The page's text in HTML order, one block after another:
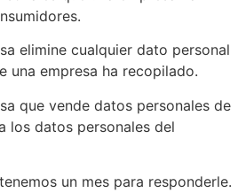
elimine cualquier dato personal
una empresa ha recopilado.
que vende datos personales de
los datos personales del
un mes para responderle.